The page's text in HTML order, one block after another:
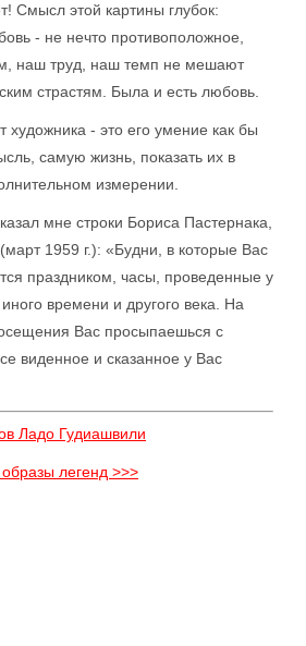
Смысл этой картины глубок:
- не нечто противоположное,
наш труд, наш темп не мешают
страстям. Была и есть любовь.
художника - это его умение как бы
самую жизнь, показать их в
измерении.
мне строки Бориса Пастернака,
1959 г.): «Будни, в которые Вас
праздником, часы, проведенные у
времени и другого века. На
Вас просыпаешься с
виденное и сказанное у Вас
Ладо Гудиашвили
легенд >>>